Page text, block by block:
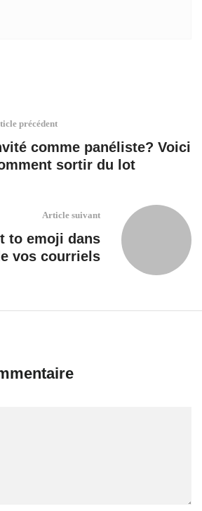
précédent
comme panéliste? Voici
sortir du lot
Article suivant
to emoji dans
vos courriels